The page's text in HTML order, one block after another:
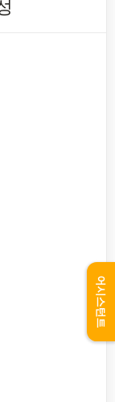
, 로봇, 배터리안전관
어시스턴트